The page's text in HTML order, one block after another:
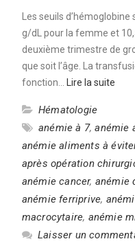
Les seuils
g/dL pour la femme et
deuxième trimestre de
que soit l’âge. La
fonction…
Lire la suite
Hématologie
anémie à 7,anémie
anémie aliments à
après opération
anémie cancer, anémie
anémie ferriprive,
macrocytaire, anémie
Laisser un